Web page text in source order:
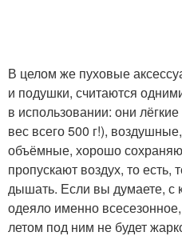
В целом же пуховые
и подушки, считаются
в использовании: они
вес всего 500 г!),
объёмные, хорошо
пропускают воздух, то есть,
дышать. Если вы думаете, с
одеяло именно
летом под ним не будет